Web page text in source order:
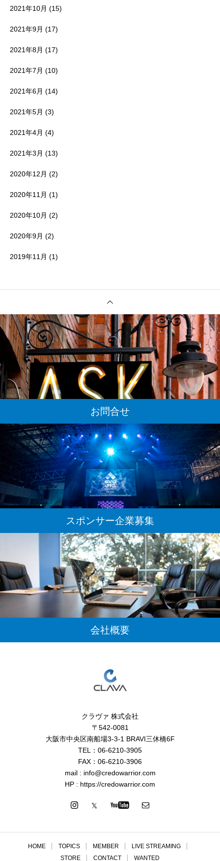
2021年10月 (15)
2021年9月 (17)
2021年8月 (17)
2021年7月 (10)
2021年6月 (14)
2021年5月 (3)
2021年4月 (4)
2021年3月 (13)
2020年12月 (2)
2020年11月 (1)
2020年10月 (2)
2020年9月 (2)
2019年11月 (1)
お問合せ
スポンサー企業募集
会社概要
クラヴァ 株式会社
〒542-0081
大阪市中央区南船場3-3-1 BRAVI三休橋6F
TEL：06-6210-3905
FAX：06-6210-3906
mail : info@credowarrior.com
HP : https://credowarrior.com
HOME TOPICS MEMBER
LIVE STREAMING
STORE
CONTACT WANTED